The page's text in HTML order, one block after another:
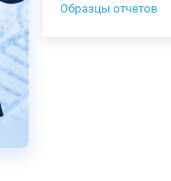
Образцы отчетов